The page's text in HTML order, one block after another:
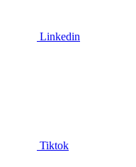
Linkedin
Tiktok